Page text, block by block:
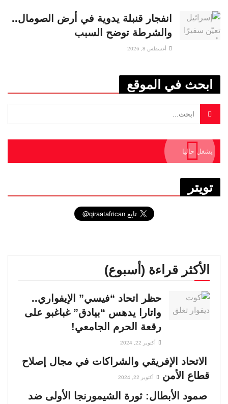
انفجار قنبلة يدوية في أرض الصومال..
والشرطة توضح السبب
أغسطس 8, 2026
ابحث في الموقع
يشغل حاليا
تويتر
الأكثر قراءة (أسبوع)
حظر اتحاد “فيسي” الإيفواري..
واتارا يدهس “بيادق” غباغبو على
رقعة الحرم الجامعي!
أكتوبر 22, 2024
الاتحاد الإفريقي والشراكات في مجال إصلاح
قطاع الأمن
أكتوبر 22, 2024
صمود الأبطال: ثورة الشيمورنجا الأولى ضد